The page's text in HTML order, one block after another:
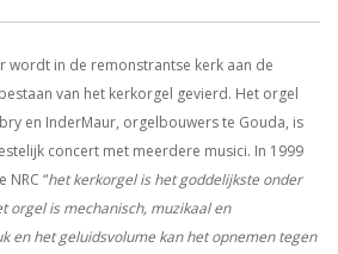
wordt in de remonstrantse kerk aan de
van het kerkorgel gevierd. Het orgel
en InderMaur, orgelbouwers te Gouda, is
concert met meerdere musici. In 1999
NRC “het kerkorgel is het goddelijkste onder
orgel is mechanisch, muzikaal en
en het geluidsvolume kan het opnemen tegen